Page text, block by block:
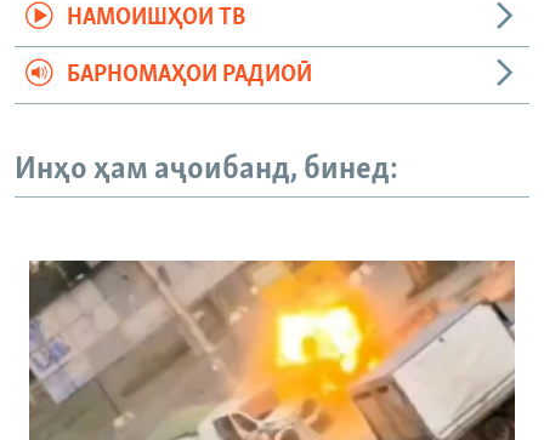
НАМОИШҲОИ ТВ
БАРНОМАҲОИ РАДИОӢ
Инҳо ҳам аҷоибанд, бинед: